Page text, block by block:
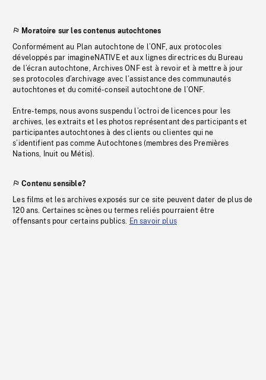
Moratoire sur les contenus autochtones
Conformément au Plan autochtone de l’ONF, aux protocoles
développés par imagineNATIVE et aux lignes directrices du Bureau
de l’écran autochtone, Archives ONF est à revoir et à mettre à jour
ses protocoles d’archivage avec l’assistance des communautés
autochtones et du comité-conseil autochtone de l’ONF.
Entre-temps, nous avons suspendu l’octroi de licences pour les
archives, les extraits et les photos représentant des participants et
participantes autochtones à des clients ou clientes qui ne
s’identifient pas comme Autochtones (membres des Premières
Nations, Inuit ou Métis).
Contenu sensible?
Les films et les archives exposés sur ce site peuvent dater de plus de
120 ans. Certaines scènes ou termes reliés pourraient être
offensants pour certains publics. En savoir plus